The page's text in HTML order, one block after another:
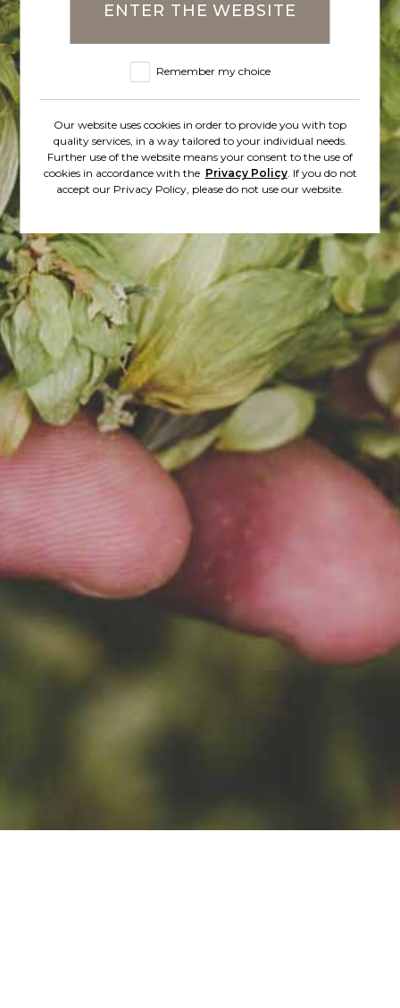
CISZA NOCNA I KRÓTKA
PRZERWA W SKLEPACH LIDL
Kolejne nasze nowości piwne na
2025-04-05
PIWA BROWARU ZA MIASTEM
DOSTĘPNE W MAKRO!
Od kwietnia, nasze najbardziej
popularne piwa, możecie kupić
w hipermarketach MAKRO
ENTER THE WEBSITE
Remember my choice
Our website uses cookies in order to provide you with top
quality services, in a way tailored to your individual needs.
Further use of the website means your consent to the use of
cookies in accordance with the Privacy Policy. If you do not
accept our Privacy Policy, please do not use our website.